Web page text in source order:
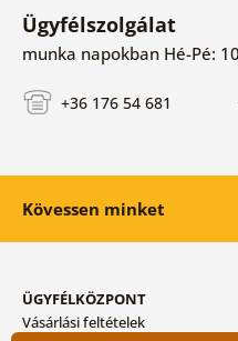
Ügyfélszolgálat
munka napokban Hé-Pé:
+36 176 54 681
Kövessen minket
ÜGYFÉLKÖZPONT
Vásárlási feltételek